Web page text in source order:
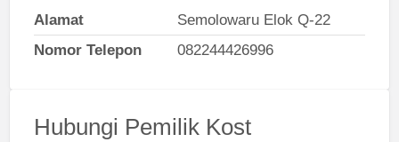
Alamat
Semolowaru Elok Q-22
Nomor Telepon
082244426996
Hubungi Pemilik Kost